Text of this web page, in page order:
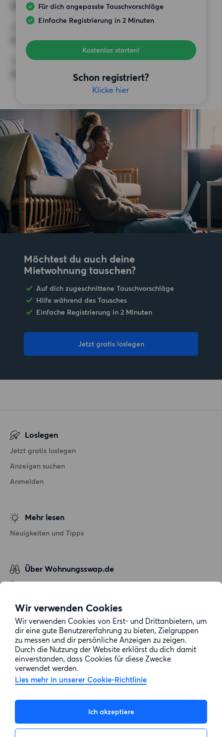
Wir verwenden Cookies
Wir verwenden Cookies von Erst- und Drittanbietern, um
dir eine gute Benutzererfahrung zu bieten, Zielgruppen
zu messen und dir persönliche Anzeigen zu zeigen.
Durch die Nutzung der Website erklärst du dich damit
einverstanden, dass Cookies für diese Zwecke
verwendet werden.
Lies mehr in unserer Cookie-Richtlinie
Ich akzeptiere
Für dich angepasste Tauschvorschläge
Einfache Registrierung in 2 Minuten
Kostenlos starten!
Schon registriert?
Klicke hier
800 EUR
Keine besonderen Anforderungen
SONSTIGE PRÄFERENZEN
Keine bestimmten Präferenzen
Möchtest du auch deine
Mietwohnung tauschen?
Auf dich zugeschnittene Tauschvorschläge
Hilfe während des Tausches
Einfache Registrierung in 2 Minuten
Jetzt gratis loslegen
Loslegen
Jetzt gratis loslegen
Anzeigen suchen
Anmelden
Mehr lesen
Neuigkeiten und Tipps
Über Wohnungsswap.de
Über uns
Datenschutz
Cookie-Richtlinie
Sitemap